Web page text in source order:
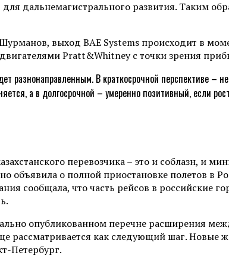
дальнемагистрального развития. Таким
выход BAE Systems происходит в
Pratt&Whitney с точки зрения
разнонаправленным. В краткосрочной перспективе –
а в долгосрочной – умеренно позитивный, если
перевозчика – это и соблазн,
объявила о полной приостановке полетов в
сообщала, что часть рейсов в российские
опубликованном перечне расширения
рассматривается как следующий шаг.
Петербург.